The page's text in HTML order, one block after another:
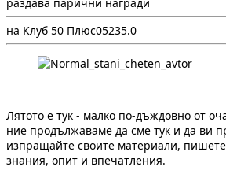
раздава парични награди
на Клуб 50 Плюс05235.0
Лятото е тук - малко по-дъждовно от
ние продължаваме да сме тук и да ви
изпращайте своите материали,
знания, опит и впечатления.